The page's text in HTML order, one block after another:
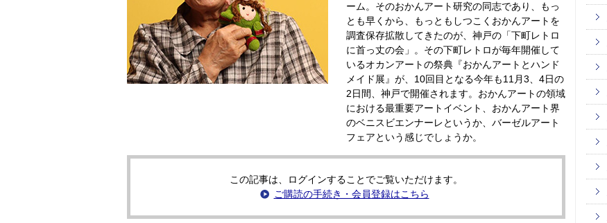
ーム。そのおかんアート研究の同志であり、もっ
とも早くから、もっともしつこくおかんアートを
調査保存拡散してきたのが、神戸の「下町レトロ
に首っ丈の会」。その下町レトロが毎年開催して
いるオカンアートの祭典『おかんアートとハンド
メイド展』が、10回目となる今年も11月3、4日の
2日間、神戸で開催されます。おかんアートの領域
における最重要アートイベント、おかんアート界
のベニスビエンナーレというか、バーゼルアート
フェアという感じでしょうか。
この記事は、ログインすることでご覧いただけます。
ご購読の手続き・会員登録はこちら